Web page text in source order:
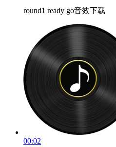
round1 ready go音效下载
00:02